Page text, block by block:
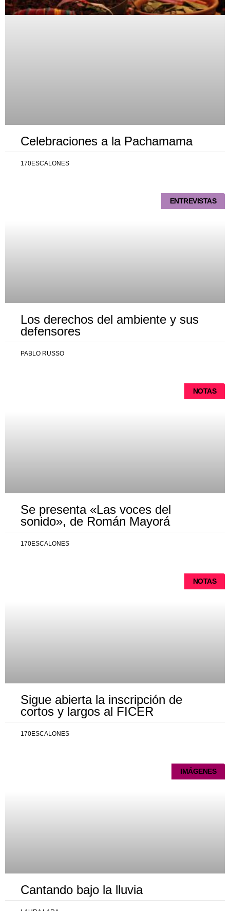
Celebraciones a la Pachamama
170ESCALONES
ENTREVISTAS
Los derechos del ambiente y sus
defensores
PABLO RUSSO
NOTAS
Se presenta «Las voces del
sonido», de Román Mayorá
170ESCALONES
NOTAS
Sigue abierta la inscripción de
cortos y largos al FICER
170ESCALONES
IMÁGENES
Cantando bajo la lluvia